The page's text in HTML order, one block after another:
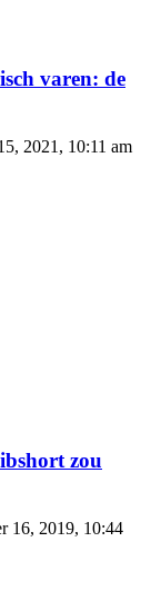
varen: de
2021, 10:11 am
zou
16, 2019, 10:44